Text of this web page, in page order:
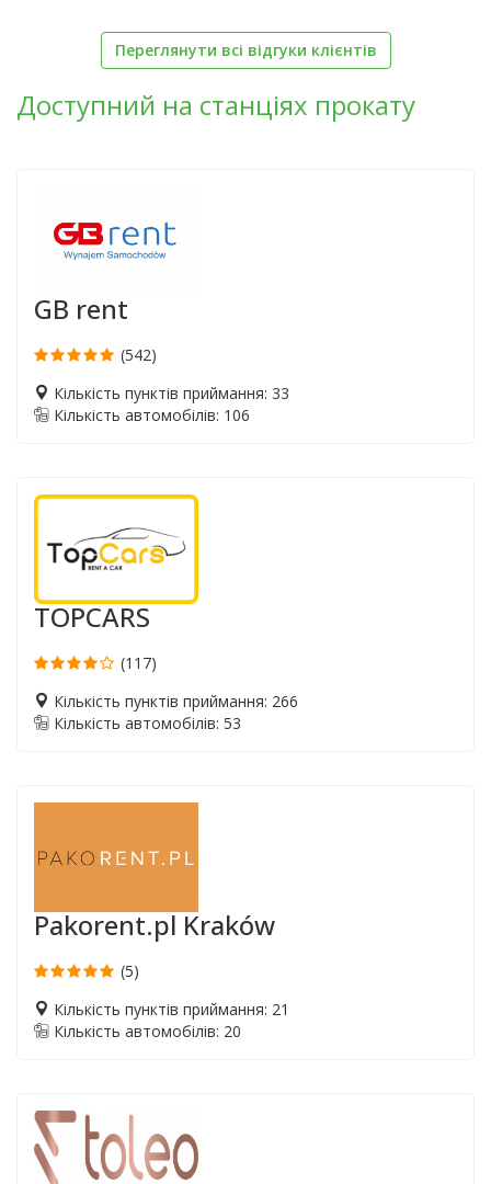
Переглянути всі відгуки клієнтів
Доступний на станціях прокату
GB rent
(542)
Кількість пунктів приймання: 33
Кількість автомобілів: 106
TOPCARS
(117)
Кількість пунктів приймання: 266
Кількість автомобілів: 53
Pakorent.pl Kraków
(5)
Кількість пунктів приймання: 21
Кількість автомобілів: 20